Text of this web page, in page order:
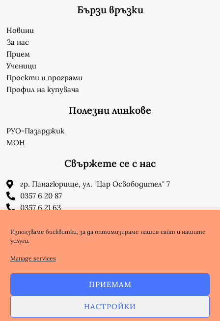
Използваме бисквитки, за да оптимизираме нашия сайт и нашите
услуги.
Manage services
ПРИЕМАМ
НАСТРОЙКИ
Бързи връзки
Новини
За нас
Прием
Ученици
Проекти и програми
Профил на купувача
Полезни линкове
РУО-Пазарджик
МОН
Свържете се с нас
гр. Панагюрище, ул. "Цар Освободител" 7
0357 6 20 87
0357 6 21 63
info-1302623@edu.mon.bg
Facebook
Youtube
Copyright @ nbnet.org